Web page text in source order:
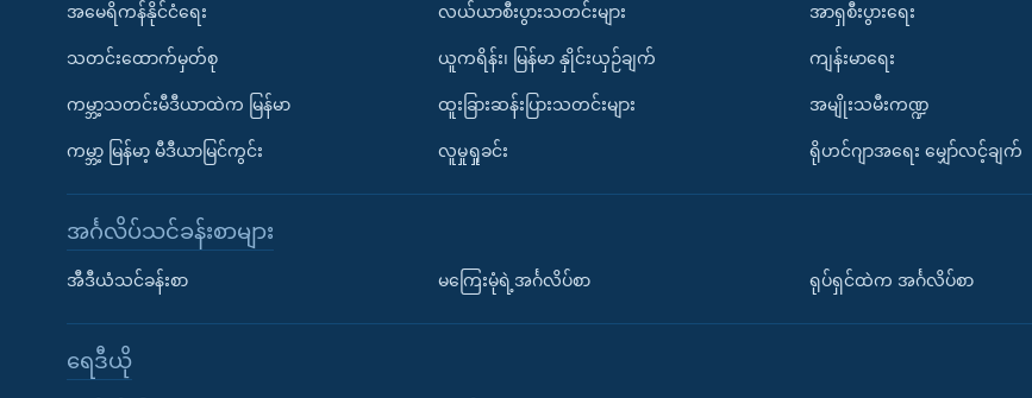
အမေရိကန်နိုင်ငံရေး
သတင်းထောက်မှတ်စု
ကမ္ဘာ့သတင်းမီဒီယာထဲက မြန်မာ
ကမ္ဘာ့ မြန်မာ့ မီဒီယာမြင်ကွင်း
လယ်ယာစီးပွားသတင်းများ
ယူကရိန်း၊ မြန်မာ နှိုင်းယှဉ်ချက်
ထူးခြားဆန်းပြားသတင်းများ
လူမှုရှုခင်း
အာရှစီးပွားရေး
ကျန်းမာရေး
အမျိုးသမီးကဏ္ဍ
ရိုဟင်ဂျာအရေး မျှော်လင့်ချက်
အင်္ဂလိပ်သင်ခန်းစာများ
အီဒီယံသင်ခန်းစာ မကြေးမုံရဲ့အင်္ဂလိပ်စာ ရုပ်ရှင်ထဲက အင်္ဂလိပ်စာ
ရေဒီယို